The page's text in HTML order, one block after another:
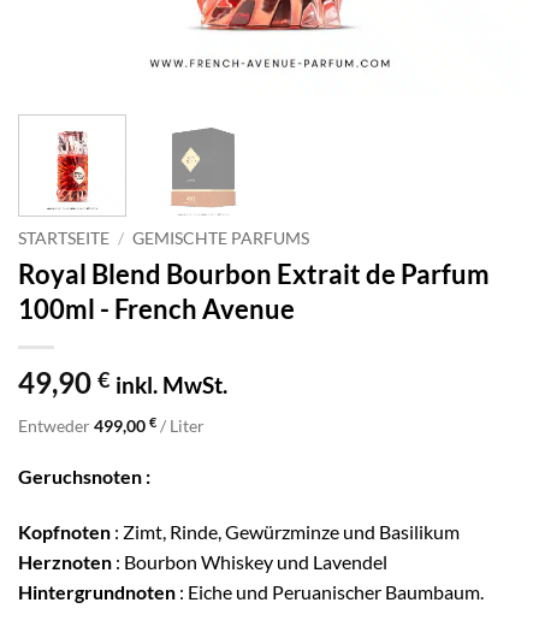
STARTSEITE / GEMISCHTE PARFUMS
Royal Blend Bourbon Extrait de Parfum
100ml - French Avenue
49,90 € inkl. MwSt.
Entweder499,00 € / Liter
Geruchsnoten :
Kopfnoten : Zimt, Rinde, Gewürzminze und Basilikum
Herznoten : Bourbon Whiskey und Lavendel
Hintergrundnoten : Eiche und Peruanischer Baumbaum.